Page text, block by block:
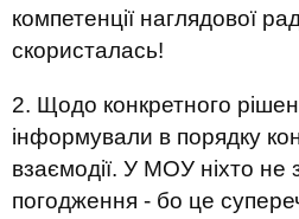
компетенції наглядової
скористалась!
2. Щодо конкретного
інформували в порядку
взаємодії. У МОУ ніхто не
погодження - бо це